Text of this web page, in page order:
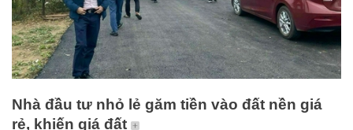
Nhà đầu tư nhỏ lẻ găm tiền vào đất nền giá
rẻ, khiến giá đất